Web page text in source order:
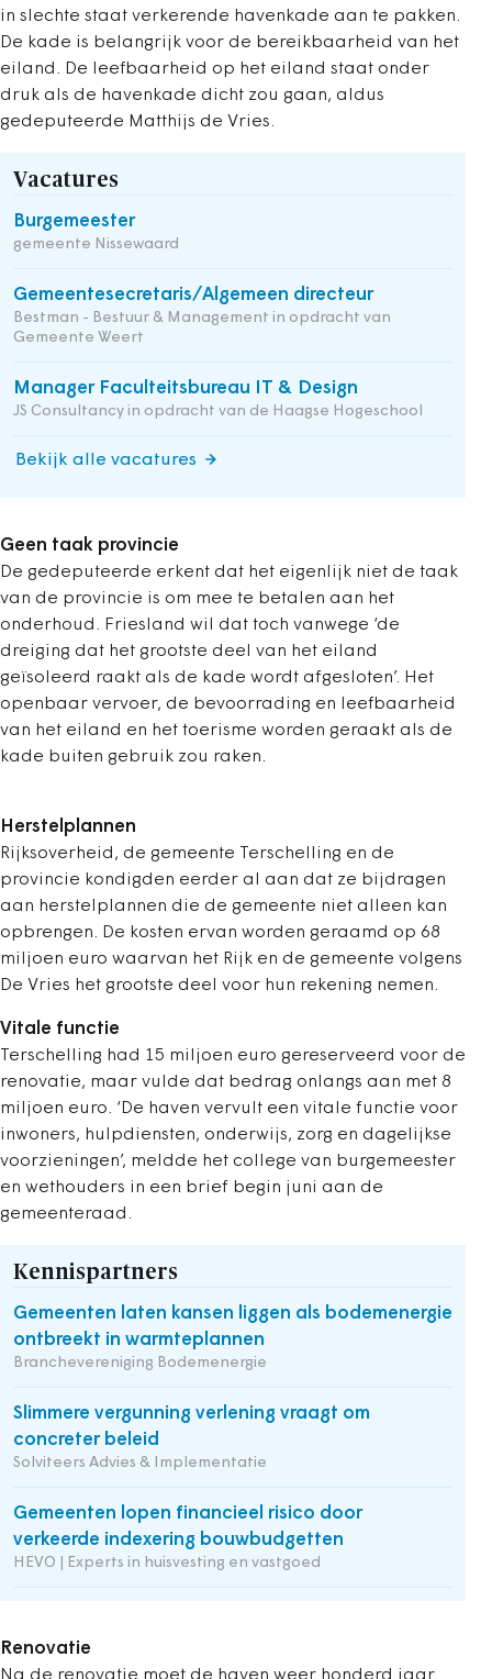
in slechte staat verkerende havenkade aan te pakken.
De kade is belangrijk voor de bereikbaarheid van het
eiland. De leefbaarheid op het eiland staat onder
druk als de havenkade dicht zou gaan, aldus
gedeputeerde Matthijs de Vries.
Vacatures
Burgemeester
gemeente Nissewaard
Gemeentesecretaris/Algemeen directeur
Bestman - Bestuur & Management in opdracht van
Gemeente Weert
Manager Faculteitsbureau IT & Design
JS Consultancy in opdracht van de Haagse Hogeschool
Bekijk alle vacatures
Geen taak provincie
De gedeputeerde erkent dat het eigenlijk niet de taak
van de provincie is om mee te betalen aan het
onderhoud. Friesland wil dat toch vanwege ‘de
dreiging dat het grootste deel van het eiland
geïsoleerd raakt als de kade wordt afgesloten’. Het
openbaar vervoer, de bevoorrading en leefbaarheid
van het eiland en het toerisme worden geraakt als de
kade buiten gebruik zou raken.
Herstelplannen
Rijksoverheid, de gemeente Terschelling en de
provincie kondigden eerder al aan dat ze bijdragen
aan herstelplannen die de gemeente niet alleen kan
opbrengen. De kosten ervan worden geraamd op 68
miljoen euro waarvan het Rijk en de gemeente volgens
De Vries het grootste deel voor hun rekening nemen.
Vitale functie
Terschelling had 15 miljoen euro gereserveerd voor de
renovatie, maar vulde dat bedrag onlangs aan met 8
miljoen euro. ‘De haven vervult een vitale functie voor
inwoners, hulpdiensten, onderwijs, zorg en dagelijkse
voorzieningen’, meldde het college van burgemeester
en wethouders in een brief begin juni aan de
gemeenteraad.
Kennispartners
Gemeenten laten kansen liggen als bodemenergie
ontbreekt in warmteplannen
Branchevereniging Bodemenergie
Slimmere vergunning verlening vraagt om
concreter beleid
Solviteers Advies & Implementatie
Gemeenten lopen financieel risico door
verkeerde indexering bouwbudgetten
HEVO | Experts in huisvesting en vastgoed
Renovatie
Na de renovatie moet de haven weer honderd jaar